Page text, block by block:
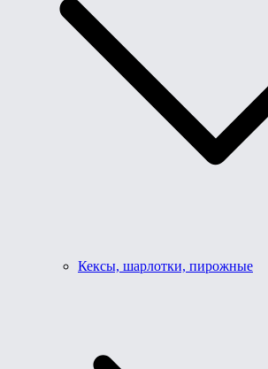
Кексы, шарлотки, пирожные